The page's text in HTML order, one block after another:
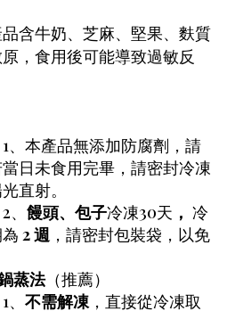
含牛奶、芝麻、堅果、麩質
，食用後可能導致過敏反
無添加防腐劑，請
日未食用完畢，請密封冷凍
直射。
饅頭、包子冷凍30天 ， 冷
2 週 ，請密封包裝袋，以免
蒸法（推薦）
1、 不需解凍，直接從冷凍取